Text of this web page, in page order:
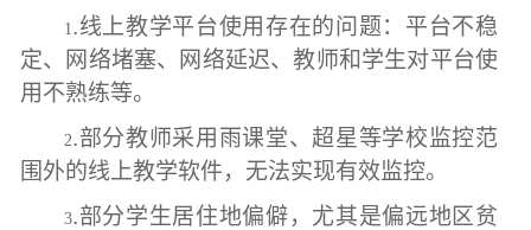
1 .线上教学平台使用存在的问题：平台不稳
定、网络堵塞、网络延迟、教师和学生对平台使
用不熟练等。
2.部分教师采用雨课堂、超星等学校监控范
围外的线上教学软件，无法实现有效监控。
3.部分学生居住地偏僻，尤其是偏远地区贫